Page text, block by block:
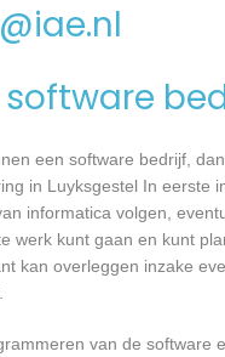
een software bedrijf,
in Luyksgestel In
informatica volgen,
kunt gaan en kunt
kan overleggen inzake
van de software